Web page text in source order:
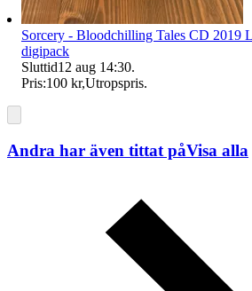
Sorcery - Bloodchilling Tales CD 2019
digipack
Sluttid12 aug 14:30.
Pris:100 kr,Utropspris.
Andra har även tittat påVisa alla